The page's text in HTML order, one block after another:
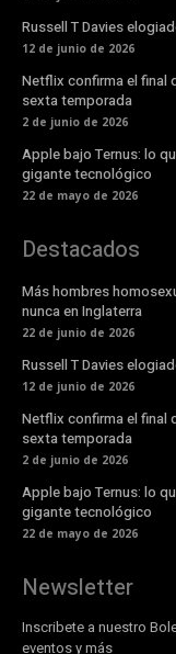
Russell T Davies
12 de junio de 2026
Netflix confirma el final
sexta temporada
2 de junio de 2026
Apple bajo Ternus: lo
gigante tecnológico
22 de mayo de 2026
Destacados
Más hombres
nunca en Inglaterra
22 de junio de 2026
Russell T Davies
12 de junio de 2026
Netflix confirma el final
sexta temporada
2 de junio de 2026
Apple bajo Ternus: lo
gigante tecnológico
22 de mayo de 2026
Newsletter
Inscribete a nuestro
eventos y más